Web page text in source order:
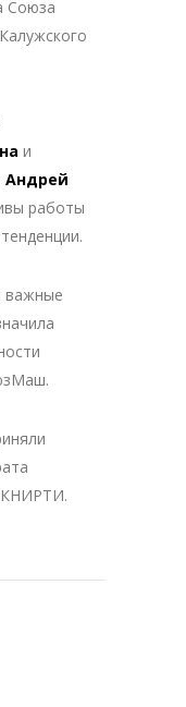
Союза
и
Андрей
работы
важные
КНИРТИ.